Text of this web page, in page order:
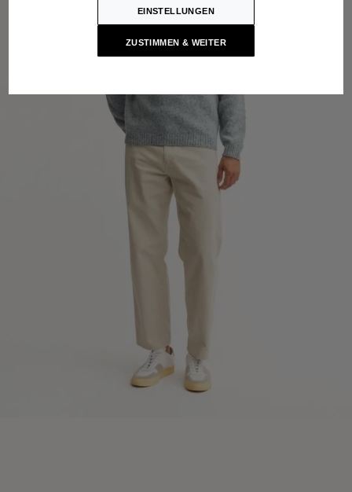
EINSTELLUNGEN
ZUSTIMMEN & WEITER